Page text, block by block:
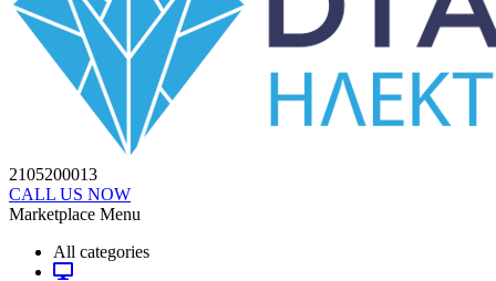
2105200013
CALL US NOW
Marketplace Menu
All categories